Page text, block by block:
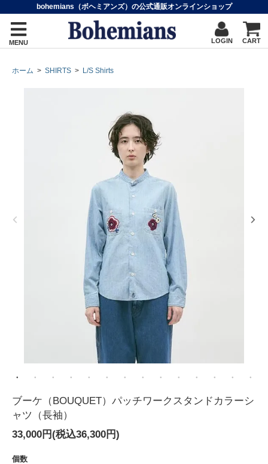
bohemians（ボヘミアンズ）の公式通販オンラインショップ
MENU LOGIN CART
ホーム > SHIRTS > L/S Shirts
ブーケ（BOUQUET）パッチワークスタンドカラーシ
ャツ（長袖）
33,000円(税込36,300円)
個数